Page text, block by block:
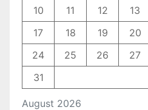
August 2026
10 11 12 13
17
18 19 20
24
25 26 27
31